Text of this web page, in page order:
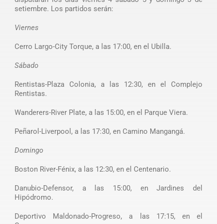
setiembre. Los partidos serán:
Viernes
Cerro Largo-City Torque, a las 17:00, en el Ubilla.
Sábado
Rentistas-Plaza Colonia, a las 12:30, en el Complejo
Rentistas.
Wanderers-River Plate, a las 15:00, en el Parque Viera.
Peñarol-Liverpool, a las 17:30, en Camino Mangangá.
Domingo
Boston River-Fénix, a las 12:30, en el Centenario.
Danubio-Defensor, a las 15:00, en Jardines del
Hipódromo.
Deportivo Maldonado-Progreso, a las 17:15, en el